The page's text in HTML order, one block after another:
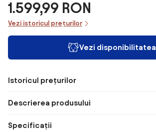
1.599,99 RON
Vezi istoricul prețurilor
Vezi disponibilitatea
Istoricul prețurilor
Descrierea produsului
Specificații